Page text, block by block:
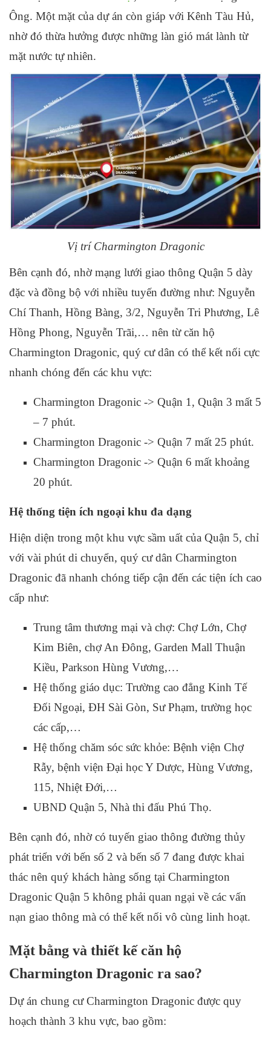
Ông. Một mặt của dự án còn giáp với Kênh Tàu Hủ,
nhờ đó thừa hưởng được những làn gió mát lành từ
mặt nước tự nhiên.
Vị trí Charmington Dragonic
Bên cạnh đó, nhờ mạng lưới giao thông Quận 5 dày
đặc và đồng bộ với nhiều tuyến đường như: Nguyễn
Chí Thanh, Hồng Bàng, 3/2, Nguyễn Tri Phương, Lê
Hồng Phong, Nguyễn Trãi,… nên từ căn hộ
Charmington Dragonic, quý cư dân có thể kết nối cực
nhanh chóng đến các khu vực:
Charmington Dragonic -> Quận 1, Quận 3 mất 5
– 7 phút.
Charmington Dragonic -> Quận 7 mất 25 phút.
Charmington Dragonic -> Quận 6 mất khoảng
20 phút.
Hệ thống tiện ích ngoại khu đa dạng
Hiện diện trong một khu vực sầm uất của Quận 5, chỉ
với vài phút di chuyển, quý cư dân Charmington
Dragonic đã nhanh chóng tiếp cận đến các tiện ích cao
cấp như:
Trung tâm thương mại và chợ: Chợ Lớn, Chợ
Kim Biên, chợ An Đông, Garden Mall Thuận
Kiều, Parkson Hùng Vương,…
Hệ thống giáo dục: Trường cao đẳng Kinh Tế
Đối Ngoại, ĐH Sài Gòn, Sư Phạm, trường học
các cấp,…
Hệ thống chăm sóc sức khỏe: Bệnh viện Chợ
Rẫy, bệnh viện Đại học Y Dược, Hùng Vương,
115, Nhiệt Đới,…
UBND Quận 5, Nhà thi đấu Phú Thọ.
Bên cạnh đó, nhờ có tuyến giao thông đường thủy
phát triển với bến số 2 và bến số 7 đang được khai
thác nên quý khách hàng sống tại Charmington
Dragonic Quận 5 không phải quan ngại về các vấn
nạn giao thông mà có thể kết nối vô cùng linh hoạt.
Mặt bằng và thiết kế căn hộ
Charmington Dragonic ra sao?
Dự án chung cư Charmington Dragonic được quy
hoạch thành 3 khu vực, bao gồm: